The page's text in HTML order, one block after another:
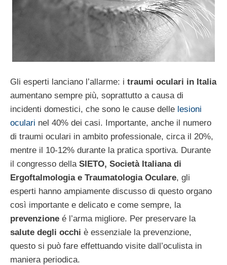
Gli esperti lanciano l’allarme: i traumi oculari in Italia
aumentano sempre più, soprattutto a causa di
incidenti domestici, che sono le cause delle lesioni
oculari nel 40% dei casi. Importante, anche il numero
di traumi oculari in ambito professionale, circa il 20%,
mentre il 10-12% durante la pratica sportiva. Durante
il congresso della SIETO, Società Italiana di
Ergoftalmologia e Traumatologia Oculare, gli
esperti hanno ampiamente discusso di questo organo
così importante e delicato e come sempre, la
prevenzione é l’arma migliore. Per preservare la
salute degli occhi è essenziale la prevenzione,
questo si può fare effettuando visite dall’oculista in
maniera periodica.